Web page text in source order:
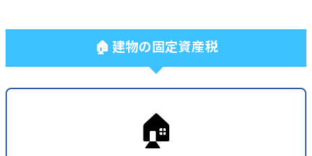
🏠 建物の固定資産税
🏠